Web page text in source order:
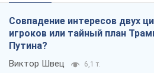
Совпадение интересов двух
игроков или тайный план
Путина?
Виктор Швец 6,1 т.